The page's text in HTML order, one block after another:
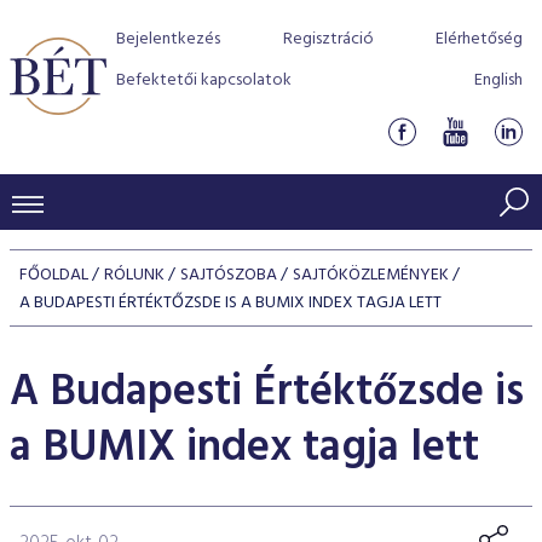
Bejelentkezés Regisztráció
Elérhetőség
Befektetői kapcsolatok
English
KERESKEDÉSI ADATOK
INDEXEK
Kötvényindexek
Jelzáloglevél indexek
Vállalati kötvény indexek
Kedvenc instrumentumok
Azonnali Piac
Részvények
Származékos piac
BEFEKTETŐK
Indexek
Részvény szekció
Hitelpapír szekció
Szabályozás
BÉT szabályzatok
Befektetővédelem
Alkalmazott díjstruktúra
Elszámolás
KIBOCSÁTÓK
Részvény és vállalati kötvény tőzsdei bevezetését
program
BÉT Xtend - Részvénypiac egyszerűen
TŐZSDETAGOK
VENDOROK
FŐOLDAL RÓLUNK SAJTÓSZOBA SAJTÓKÖZLEMÉNYEK
A BUDAPESTI ÉRTÉKTŐZSDE IS A BUMIX INDEX TAGJA LETT
A Budapesti Értéktőzsde is
a BUMIX index tagja lett